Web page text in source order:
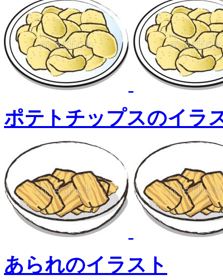
ポテトチップスのイラ
あられのイラスト